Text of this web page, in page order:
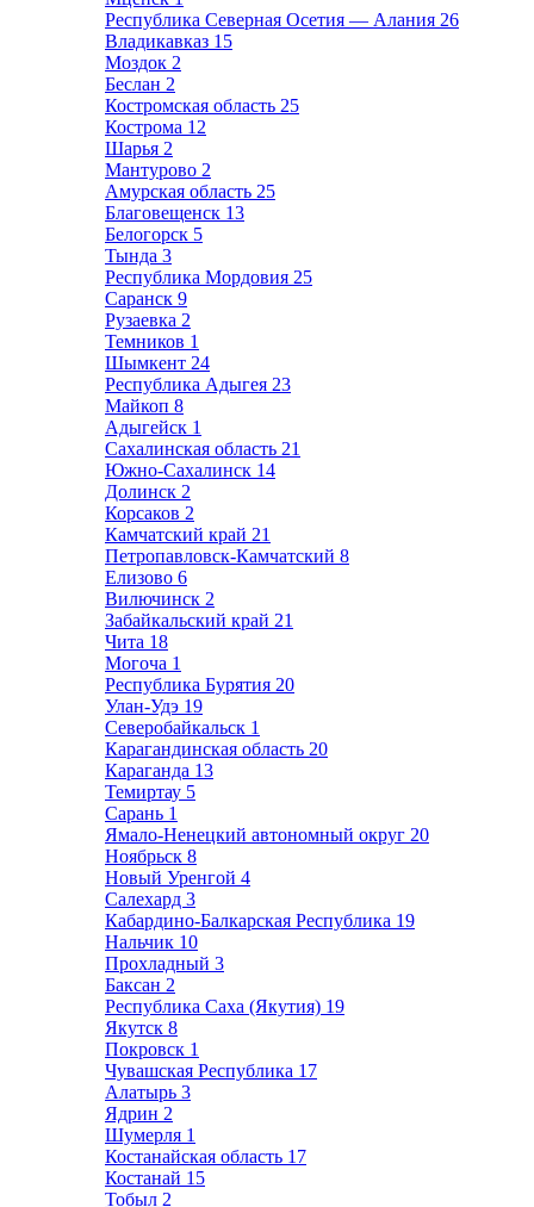
Республика Северная Осетия — Алания 26
Владикавказ 15
Моздок 2
Беслан 2
Костромская область 25
Кострома 12
Шарья 2
Мантурово 2
Амурская область 25
Благовещенск 13
Белогорск 5
Тында 3
Республика Мордовия 25
Саранск 9
Рузаевка 2
Темников 1
Шымкент 24
Республика Адыгея 23
Майкоп 8
Адыгейск 1
Сахалинская область 21
Южно-Сахалинск 14
Долинск 2
Корсаков 2
Камчатский край 21
Петропавловск-Камчатский 8
Елизово 6
Вилючинск 2
Забайкальский край 21
Чита 18
Могоча 1
Республика Бурятия 20
Улан-Удэ 19
Северобайкальск 1
Карагандинская область 20
Караганда 13
Темиртау 5
Сарань 1
Ямало-Ненецкий автономный округ 20
Ноябрьск 8
Новый Уренгой 4
Салехард 3
Кабардино-Балкарская Республика 19
Нальчик 10
Прохладный 3
Баксан 2
Республика Саха (Якутия) 19
Якутск 8
Покровск 1
Чувашская Республика 17
Алатырь 3
Ядрин 2
Шумерля 1
Костанайская область 17
Костанай 15
Тобыл 2